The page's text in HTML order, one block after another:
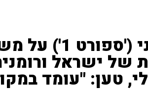
אבי נמני
של ישראל
טען: "עומד במקום כבר